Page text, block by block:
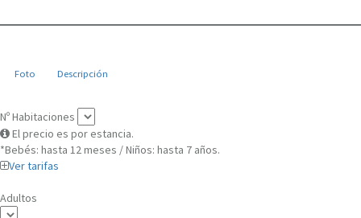
Foto Descripción
Nº Habitaciones
El precio es por estancia.
*Bebés: hasta 12 meses / Niños: hasta 7 años.
Ver tarifas
Adultos